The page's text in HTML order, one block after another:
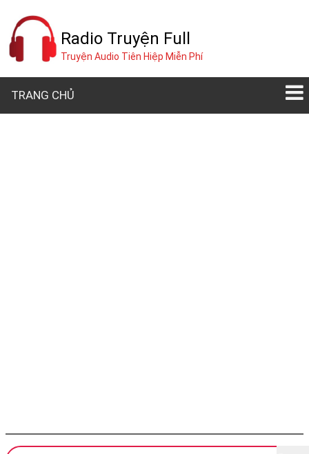
Radio Truyện Full
Truyện Audio Tiên Hiệp Miễn Phí
TRANG CHỦ